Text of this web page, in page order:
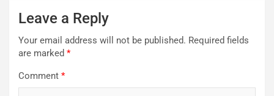
Leave a Reply
Your email address will not be published. Required fields
are marked *
Comment *